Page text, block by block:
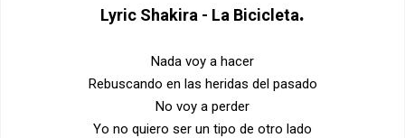
Lyric Shakira - La Bicicleta.
Nada voy a hacer
Rebuscando en las heridas del pasado
No voy a perder
Yo no quiero ser un tipo de otro lado